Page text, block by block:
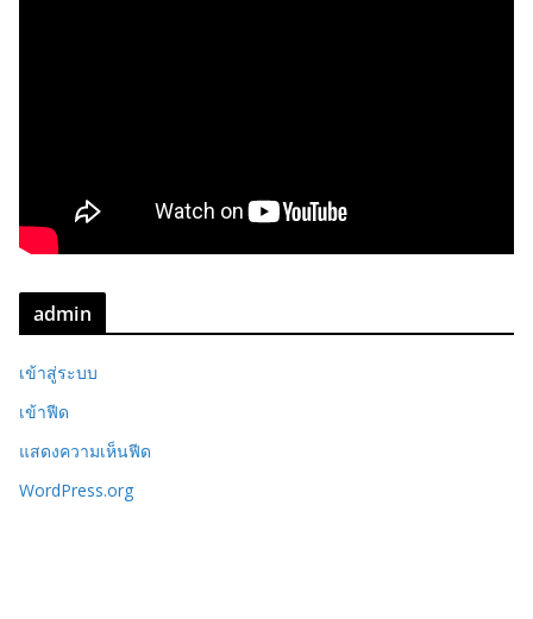
admin
เข้าสู่ระบบ
เข้าฟีด
แสดงความเห็นฟีด
WordPress.org